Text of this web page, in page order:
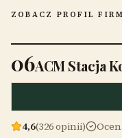
ZOBACZ PROFIL
06ACM Stacja
4,6(326 opinii)